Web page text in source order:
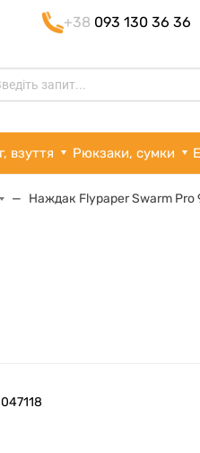
+38 093 130 36 36
взуття Рюкзаки, сумки
Наждак Flypaper Swarm Pro